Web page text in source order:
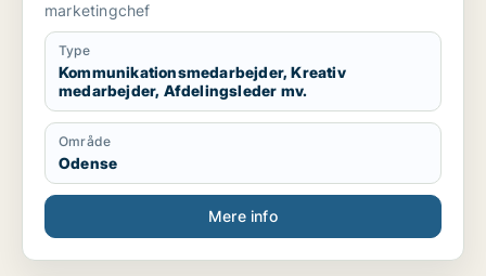
marketingchef
Type
Kommunikationsmedarbejder, Kreativ
medarbejder, Afdelingsleder mv.
Område
Odense
Mere info